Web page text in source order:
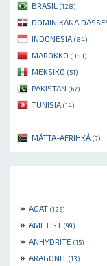
BRASIL (128)
DOMINIKÁNA
INDONESIA (84)
MAROKKO (353)
MEKSIKO (51)
PAKISTAN (67)
TUNISIA (14)
MÁTTA-AFRIHKÁ (7)
» AGAT (125)
» AMETIST (99)
» ANHYDRITE (15)
» ARAGONIT (13)